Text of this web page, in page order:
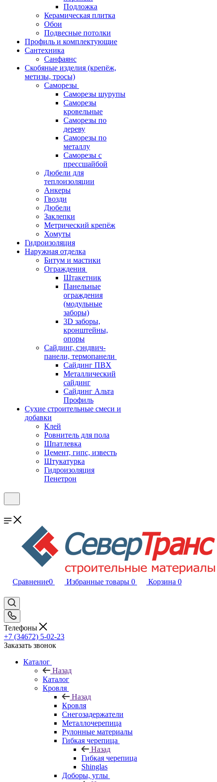
Подложка
Керамическая плитка
Обои
Подвесные потолки
Профиль и комплектующие
Сантехника
Санфаянс
Скобяные изделия (крепёж,
метизы, тросы)
Саморезы
Саморезы шурупы
Саморезы
кровельные
Саморезы по
дереву
Саморезы по
металлу
Саморезы с
прессшайбой
Дюбели для
теплоизоляции
Анкеры
Гвозди
Дюбели
Заклепки
Метрический крепёж
Хомуты
Гидроизоляция
Наружная отделка
Битум и мастики
Ограждения
Штакетник
Панельные
ограждения
(модульные
заборы)
3D заборы,
кронштейны,
опоры
Cайдинг, сэндвич-
панели, термопанели
Сайдинг ПВХ
Металлический
сайдинг
Сайдинг Альта
Профиль
Сухие строительные смеси и
добавки
Клей
Ровнитель для пола
Шпатлевка
Цемент, гипс, известь
Штукатурка
Гидроизоляция
Пенетрон
Сравнение0 Избранные товары 0 Корзина 0
Телефоны
+7 (34672) 5-02-23
Заказать звонок
Каталог
Назад
Каталог
Кровля
Назад
Кровля
Снегозадержатели
Металлочерепица
Рулонные материалы
Гибкая черепица
Назад
Гибкая черепица
Shinglas
Доборы, углы